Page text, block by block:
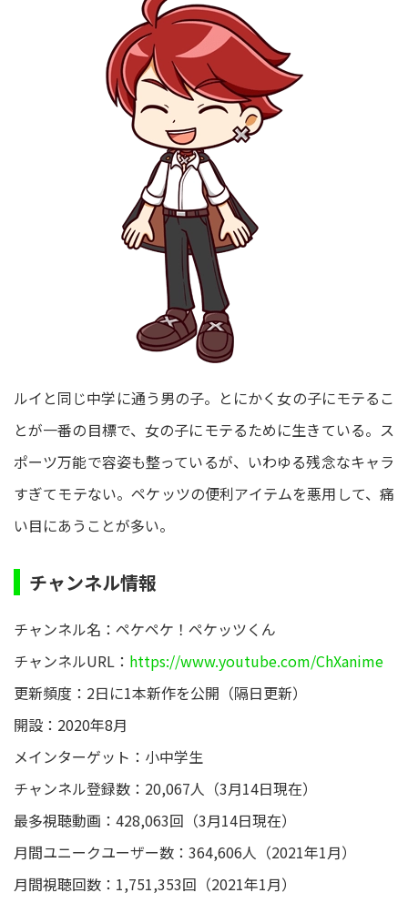
ルイと同じ中学に通う男の子。とにかく女の子にモテるこ
とが一番の目標で、女の子にモテるために生きている。ス
ポーツ万能で容姿も整っているが、いわゆる残念なキャラ
すぎてモテない。ペケッツの便利アイテムを悪用して、痛
い目にあうことが多い。
チャンネル情報
チャンネル名：ペケペケ！ペケッツくん
チャンネルURL： https://www.youtube.com/ChXanime
更新頻度：2日に1本新作を公開（隔日更新）
開設：2020年8月
メインターゲット：小中学生
チャンネル登録数：20,067人（3月14日現在）
最多視聴動画：428,063回（3月14日現在）
月間ユニークユーザー数：364,606人（2021年1月）
月間視聴回数：1,751,353回（2021年1月）